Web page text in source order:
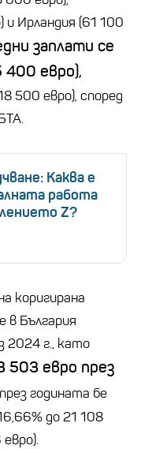
и Ирландия (61 100
заплати се
400 евро),
500 евро), според
Каква е
работа
Z?
коригирана
в България
2024 г., като
503 евро през
годината бе
до 21 108